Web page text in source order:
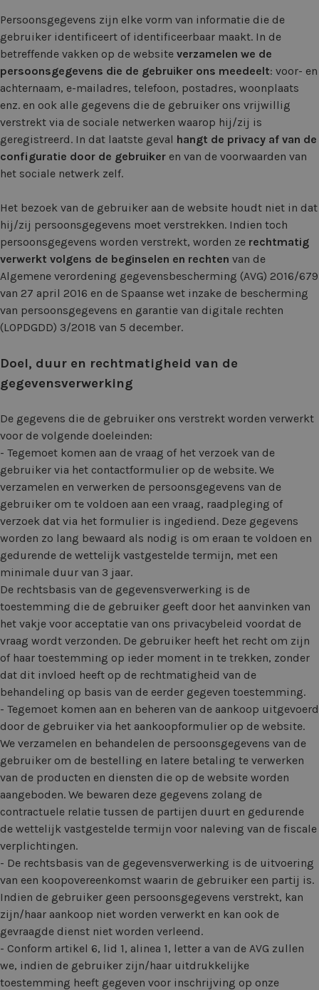
Persoonsgegevens zijn elke vorm van informatie die de
gebruiker identificeert of identificeerbaar maakt. In de
betreffende vakken op de website verzamelen we de
persoonsgegevens die de gebruiker ons meedeelt: voor- en
achternaam, e-mailadres, telefoon, postadres, woonplaats
enz. en ook alle gegevens die de gebruiker ons vrijwillig
verstrekt via de sociale netwerken waarop hij/zij is
geregistreerd. In dat laatste geval hangt de privacy af van de
configuratie door de gebruiker en van de voorwaarden van
het sociale netwerk zelf.
Het bezoek van de gebruiker aan de website houdt niet in dat
hij/zij persoonsgegevens moet verstrekken. Indien toch
persoonsgegevens worden verstrekt, worden ze rechtmatig
verwerkt volgens de beginselen en rechten van de
Algemene verordening gegevensbescherming (AVG) 2016/679
van 27 april 2016 en de Spaanse wet inzake de bescherming
van persoonsgegevens en garantie van digitale rechten
(LOPDGDD) 3/2018 van 5 december.
Doel, duur en rechtmatigheid van de
gegevensverwerking
De gegevens die de gebruiker ons verstrekt worden verwerkt
voor de volgende doeleinden:
- Tegemoet komen aan de vraag of het verzoek van de
gebruiker via het contactformulier op de website. We
verzamelen en verwerken de persoonsgegevens van de
gebruiker om te voldoen aan een vraag, raadpleging of
verzoek dat via het formulier is ingediend. Deze gegevens
worden zo lang bewaard als nodig is om eraan te voldoen en
gedurende de wettelijk vastgestelde termijn, met een
minimale duur van 3 jaar.
De rechtsbasis van de gegevensverwerking is de
toestemming die de gebruiker geeft door het aanvinken van
het vakje voor acceptatie van ons privacybeleid voordat de
vraag wordt verzonden. De gebruiker heeft het recht om zijn
of haar toestemming op ieder moment in te trekken, zonder
dat dit invloed heeft op de rechtmatigheid van de
behandeling op basis van de eerder gegeven toestemming.
- Tegemoet komen aan en beheren van de aankoop uitgevoerd
door de gebruiker via het aankoopformulier op de website.
We verzamelen en behandelen de persoonsgegevens van de
gebruiker om de bestelling en latere betaling te verwerken
van de producten en diensten die op de website worden
aangeboden. We bewaren deze gegevens zolang de
contractuele relatie tussen de partijen duurt en gedurende
de wettelijk vastgestelde termijn voor naleving van de fiscale
verplichtingen.
- De rechtsbasis van de gegevensverwerking is de uitvoering
van een koopovereenkomst waarin de gebruiker een partij is.
Indien de gebruiker geen persoonsgegevens verstrekt, kan
zijn/haar aankoop niet worden verwerkt en kan ook de
gevraagde dienst niet worden verleend.
- Conform artikel 6, lid 1, alinea 1, letter a van de AVG zullen
we, indien de gebruiker zijn/haar uitdrukkelijke
toestemming heeft gegeven voor inschrijving op onze